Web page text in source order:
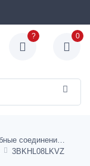
? 0
3BKHL08LKVZ